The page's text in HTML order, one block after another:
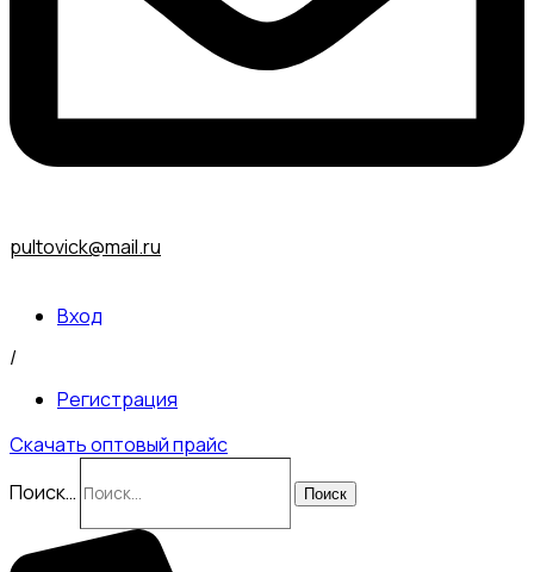
pultovick@mail.ru
Вход
/
Регистрация
Скачать оптовый прайс
Поиск…
Поиск